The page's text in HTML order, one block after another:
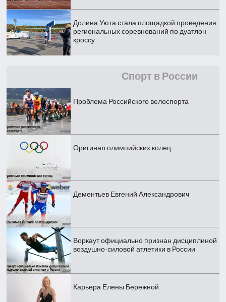
Долина Уюта стала площадкой проведения
региональных соревнований по дуатлон-
кроссу
Спорт в России
Проблема Российского велоспорта
Оригинал олимпийских колец
Дементьев Евгений Александрович
Воркаут официально признан дисциплиной
воздушно-силовой атлетики в России
Карьера Елены Бережной